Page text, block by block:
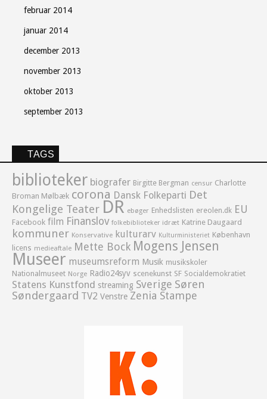
februar 2014
januar 2014
december 2013
november 2013
oktober 2013
september 2013
TAGS
biblioteker biografer Birgitte Bergman censur Charlotte
Broman Mølbæk corona Dansk Folkeparti Det
Kongelige Teater DR ebøger Enhedslisten ereolen.dk EU
Facebook film Finanslov folkebiblioteker idræt Katrine Daugaard
kommuner Konservative kulturarv Kulturministeriet København
licens medieaftale Mette Bock Mogens Jensen
Museer museumsreform Musik musikskoler
Nationalmuseet Norge Radio24syv scenekunst SF Socialdemokratiet
Statens Kunstfond streaming Sverige Søren
Søndergaard TV2 Venstre Zenia Stampe